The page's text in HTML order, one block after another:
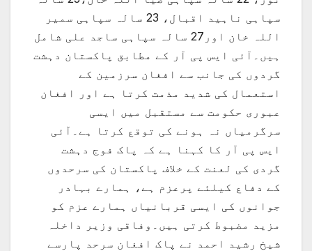
سپاہی ناہید اقبال، 23 سالہ سپاہی سمیر
اللہ خان اور27 سالہ سپاہی ساجد علی شامل
ہیں۔آئی ایس پی آر کے مطابق پاکستان دہشت
گردوں کی جانب سے افغان سرزمین کے
استعمال کی شدید مذمت کرتا ہے اور افغان
عبوری حکومت سے مستقبل میں ایسی
سرگرمیاں نہ ہونے کی توقع کرتا ہے۔آئی
ایس پی آر کا کہنا ہے کہ پاک فوج دہشت
گردی کی لعنت کے خلاف پاکستان کی سرحدوں
کے دفاع کیلئے پرعزم ہے، ہمارے بہادر
جوانوں کی ایسی قربانیاں ہمارے عزم کو
مزید مضبوط کرتی ہیں۔وفاقی وزیر داخلہ
شیخ رشید احمد نے پاک افغان سرحد پارسے